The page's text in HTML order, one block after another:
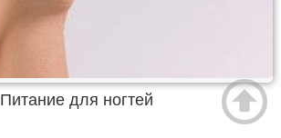
Питание для ногтей